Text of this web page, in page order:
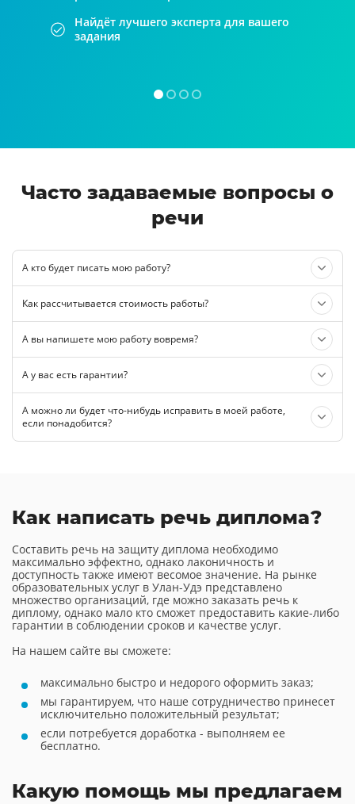
Найдёт лучшего эксперта для вашего
задания
Часто задаваемые вопросы о
речи
А кто будет писать мою работу?
Как рассчитывается стоимость работы?
А вы напишете мою работу вовремя?
А у вас есть гарантии?
А можно ли будет что-нибудь исправить в моей работе,
если понадобится?
Как написать речь диплома?
Составить речь на защиту диплома необходимо
максимально эффектно, однако лаконичность и
доступность также имеют весомое значение. На рынке
образовательных услуг в Улан-Удэ представлено
множество организаций, где можно заказать речь к
диплому, однако мало кто сможет предоставить какие-либо
гарантии в соблюдении сроков и качестве услуг.
На нашем сайте вы сможете:
максимально быстро и недорого оформить заказ;
мы гарантируем, что наше сотрудничество принесет
исключительно положительный результат;
если потребуется доработка - выполняем ее
бесплатно.
Какую помощь мы предлагаем